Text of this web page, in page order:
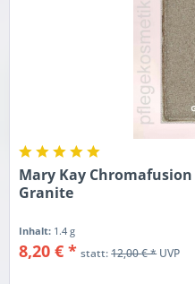
Mary Kay
Granite
Inhalt: 1.4 g
8,20 € * statt:12,00 € *UVP